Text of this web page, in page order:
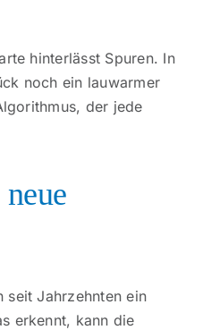
hinterlässt Spuren. In
noch ein lauwarmer
der jede
seit Jahrzehnten ein
erkennt, kann die